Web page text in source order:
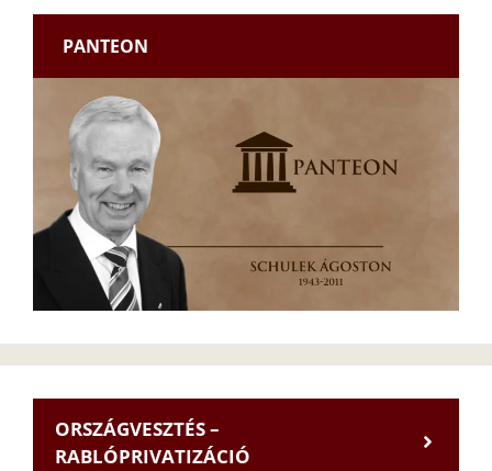
PANTEON
ORSZÁGVESZTÉS –
RABLÓPRIVATIZÁCIÓ